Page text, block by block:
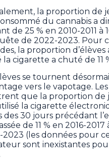
la proportion de
du cannabis a
de 25 % en 2010-2011 à
de 2022-2023. Pour
la proportion d’élèves
cigarette a chuté de 11
se tournent
vers le vapotage.
que la proportion de
la cigarette
des 30 jours précédant
de 11 % en 2016-2017
2023 (les données pour
sont inexistantes